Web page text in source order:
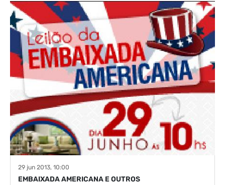
29 jun 2013, 10:00
EMBAIXADA AMERICANA E OUTROS